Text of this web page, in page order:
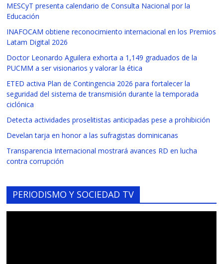
MESCyT presenta calendario de Consulta Nacional por la
Educación
INAFOCAM obtiene reconocimiento internacional en los Premios
Latam Digital 2026
Doctor Leonardo Aguilera exhorta a 1,149 graduados de la
PUCMM a ser visionarios y valorar la ética
ETED activa Plan de Contingencia 2026 para fortalecer la
seguridad del sistema de transmisión durante la temporada
ciclónica
Detecta actividades proselitistas anticipadas pese a prohibición
Develan tarja en honor a las sufragistas dominicanas
Transparencia Internacional mostrará avances RD en lucha
contra corrupción
PERIODISMO Y SOCIEDAD TV